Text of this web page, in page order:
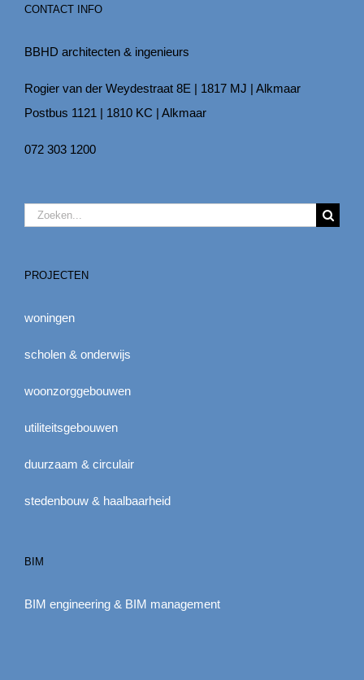
CONTACT INFO
BBHD architecten & ingenieurs
Rogier van der Weydestraat 8E | 1817 MJ | Alkmaar
Postbus 1121 | 1810 KC | Alkmaar
072 303 1200
Zoeken
PROJECTEN
woningen
scholen & onderwijs
woonzorggebouwen
utiliteitsgebouwen
duurzaam & circulair
stedenbouw & haalbaarheid
BIM
BIM engineering & BIM management